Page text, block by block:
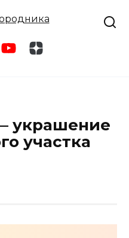
украшение
участка